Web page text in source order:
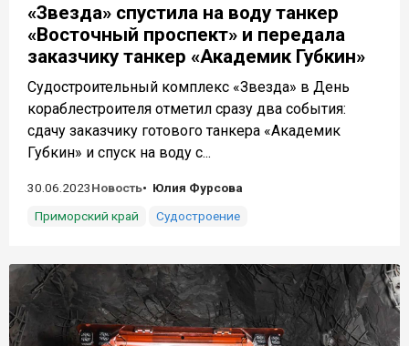
«Звезда» спустила на воду танкер
«Восточный проспект» и передала
заказчику танкер «Академик Губкин»
Судостроительный комплекс «Звезда» в День
кораблестроителя отметил сразу два события:
сдачу заказчику готового танкера «Академик
Губкин» и спуск на воду с...
30.06.2023Новость
Юлия Фурсова
Приморский край
Судостроение